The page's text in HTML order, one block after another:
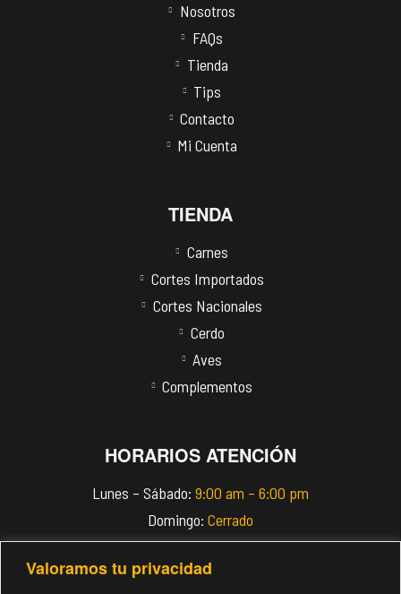
Valoramos tu privacidad
Nosotros
FAQs
Tienda
Tips
Contacto
Mi Cuenta
TIENDA
Carnes
Cortes Importados
Cortes Nacionales
Cerdo
Aves
Complementos
HORARIOS ATENCIÓN
Lunes – Sábado: 9:00 am – 6:00 pm
Domingo: Cerrado
info@imperiomeats.com